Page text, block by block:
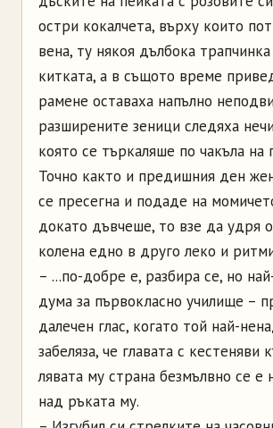
остри кокалчета, върху които
вена, ту някоя дълбока
китката, а в същото време
рамене оставаха напълно
разширените зеници следяха
която се търкаляше по чакъла на
Точно както и предишния ден
се пресегна и подаде на
докато дъвчеше, то взе да удря
колена едно в друго леко и
– ...по-добре е, разбира се, но
дума за първокласно училище –
далечен глас, когато той най-
забеляза, че главата с кестеняви
лявата му страна безмълвно се е
над ръката му.